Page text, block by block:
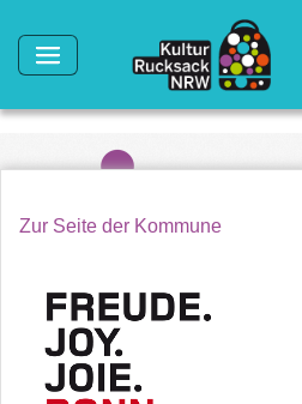
Zur Seite der Kommune